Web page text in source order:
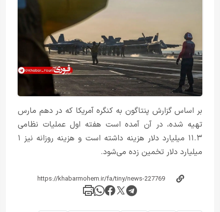
بر اساس گزارش پنتاگون به کنگره آمریکا که در دهم مارس
تهیه شده، در آن آمده است هفته اول عملیات نظامی
۱۱.۳ میلیارد دلار هزینه داشته است و هزینه روزانه نیز ۱
میلیارد دلار تخمین زده می‌شود.